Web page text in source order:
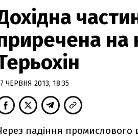
на
ЧЕРВНЯ 2013, 18:35
падіння